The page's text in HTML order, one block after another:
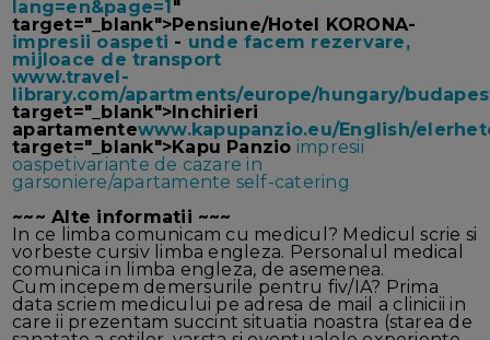
lang=en&page=1"
target="_blank">Pensiune/Hotel KORONA-
impresii oaspeti - unde facem rezervare,
mijloace de transport
www.travel-
library.com/apartments/europe/hungary/
target="_blank">Inchirieri
apartamentewww.kapupanzio.eu/English/
target="_blank">Kapu Panzio impresii
oaspetivariante de cazare in
garsoniere/apartamente self-catering
~~~ Alte informatii ~~~
In ce limba comunicam cu medicul? Medicul scrie si
vorbeste cursiv limba engleza. Personalul medical
comunica in limba engleza, de asemenea.
Cum incepem demersurile pentru fiv/IA? Prima
data scriem medicului pe adresa de mail a clinicii in
care ii prezentam succint situatia noastra (starea de